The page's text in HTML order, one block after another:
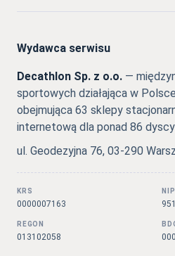
Wydawca serwisu
Decathlon Sp. z o.o. —
sportowych działająca w
obejmująca 63 sklepy
internetową dla ponad 86
ul. Geodezyjna 76, 03-290
KRS
0000007163
NIP
REGON
013102058